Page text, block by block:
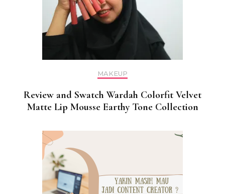
MAKEUP
Review and Swatch Wardah Colorfit Velvet
Matte Lip Mousse Earthy Tone Collection